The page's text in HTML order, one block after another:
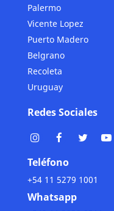
Palermo
Vicente Lopez
Puerto Madero
Belgrano
Recoleta
Uruguay
Redes Sociales
Teléfono
+54 11 5279 1001
Whatsapp